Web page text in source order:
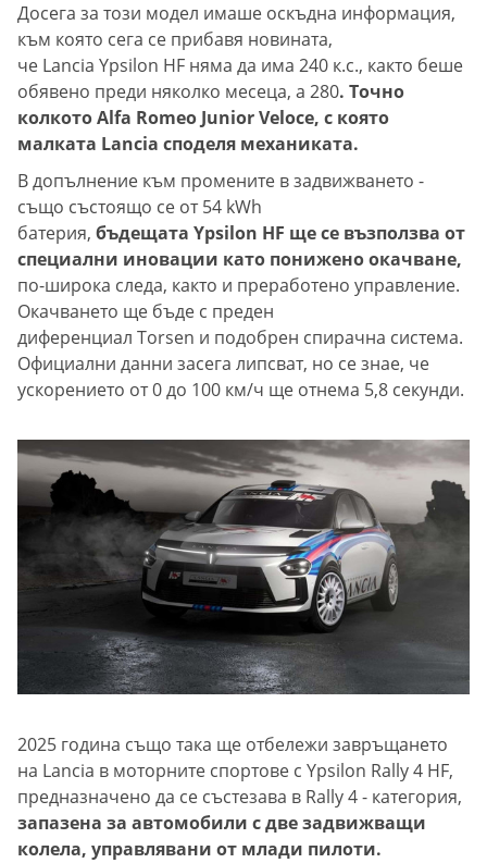
Досега за този модел имаше оскъдна информация,
към която сега се прибавя новината,
че Lancia Ypsilon HF няма да има 240 к.с., както беше
обявено преди няколко месеца, а 280. Точно
колкото Alfa Romeo Junior Veloce, с която
малката Lancia споделя механиката.
В допълнение към промените в задвижването -
също състоящо се от 54 kWh
батерия, бъдещата Ypsilon HF ще се възползва от
специални иновации като понижено окачване,
по-широка следа, както и преработено управление.
Окачването ще бъде с преден
диференциал Torsen и подобрен спирачна система.
Официални данни засега липсват, но се знае, че
ускорението от 0 до 100 км/ч ще отнема 5,8 секунди.
2025 година също така ще отбележи завръщането
на Lancia в моторните спортове с Ypsilon Rally 4 HF,
предназначено да се състезава в Rally 4 - категория,
запазена за автомобили с две задвижващи
колела, управлявани от млади пилоти.